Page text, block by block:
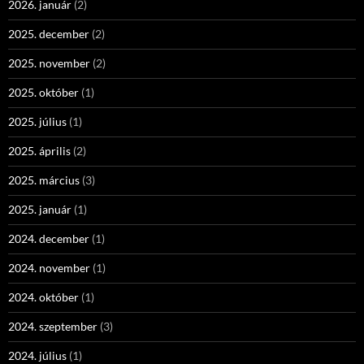
2026. január (2)
2025. december (2)
2025. november (2)
2025. október (1)
2025. július (1)
2025. április (2)
2025. március (3)
2025. január (1)
2024. december (1)
2024. november (1)
2024. október (1)
2024. szeptember (3)
2024. július (1)